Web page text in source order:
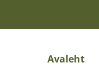
Avaleht